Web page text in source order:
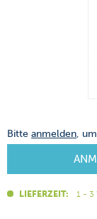
Bitte anmelden,
LIEFERZEIT: 1 - 3